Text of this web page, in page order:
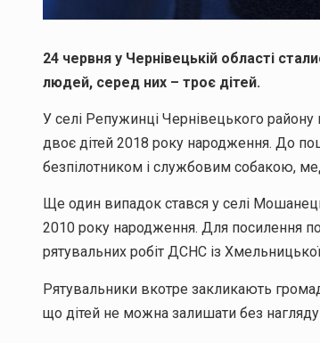
24 червня у Чернівецькій області
людей, серед них – троє дітей.
У селі Репужинці Чернівецького району
двоє дітей 2018 року народження. До
безпілотником і службовим собакою,
Ще один випадок стався у селі
2010 року народження. Для посилення
рятувальних робіт ДСНС із Хмельницької
Рятувальники вкотре закликають
що дітей не можна залишати без